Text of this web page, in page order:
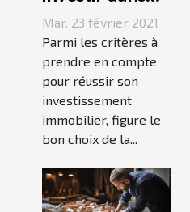
l’immobilier
locatif à
Toulouse ?
Mar. 23 février 2021
Parmi les critères à
prendre en compte
pour réussir son
investissement
immobilier, figure le
bon choix de la...